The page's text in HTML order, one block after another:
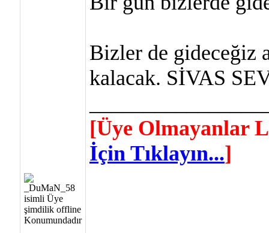
Bizler de gideceğiz
kalacak. SİVAS
[Üye Olmayanlar
İçin Tıklayın...]